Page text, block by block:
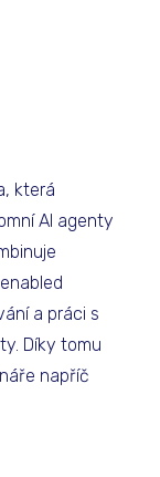
která
AI agenty
a práci s
Díky tomu
napříč